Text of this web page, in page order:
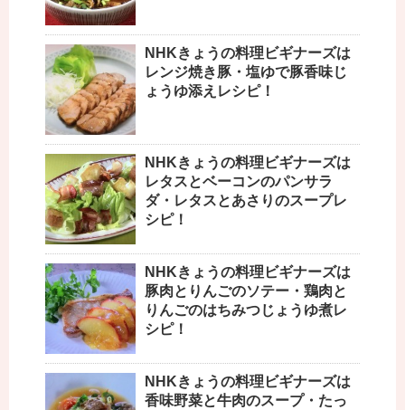
NHKきょうの料理ビギナーズは
レンジ焼き豚・塩ゆで豚香味じ
ょうゆ添えレシピ！
NHKきょうの料理ビギナーズは
レタスとベーコンのパンサラ
ダ・レタスとあさりのスープレ
シピ！
NHKきょうの料理ビギナーズは
豚肉とりんごのソテー・鶏肉と
りんごのはちみつじょうゆ煮レ
シピ！
NHKきょうの料理ビギナーズは
香味野菜と牛肉のスープ・たっ